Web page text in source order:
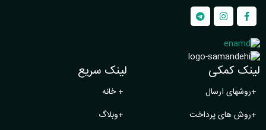
لینک کمکی
+روشهای ارسال
+روش های پرداخت
لینک سریع
+خانه
+وبلاگ